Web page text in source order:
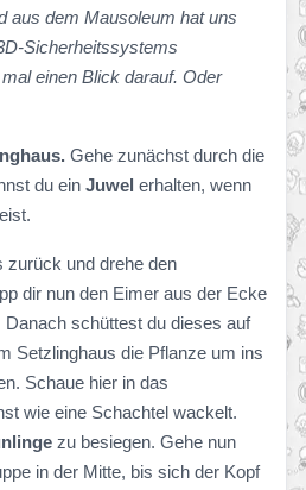
aus dem Mausoleum hat uns
Sicherheitssystems
einen Blick darauf. Oder
Gehe zunächst durch die
du ein Juwel erhalten, wenn
zurück und drehe den
dir nun den Eimer aus der Ecke
Danach schüttest du dieses auf
Setzlinghaus die Pflanze um ins
Schaue hier in das
wie eine Schachtel wackelt.
zu besiegen. Gehe nun
in der Mitte, bis sich der Kopf